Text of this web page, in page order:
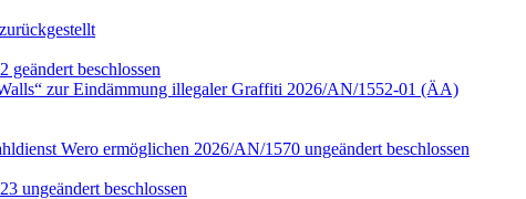
beschlossen
zur Eindämmung illegaler Graffiti 2026/AN/1552-01 (ÄA)
Wero ermöglichen 2026/AN/1570 ungeändert beschlossen
ungeändert beschlossen